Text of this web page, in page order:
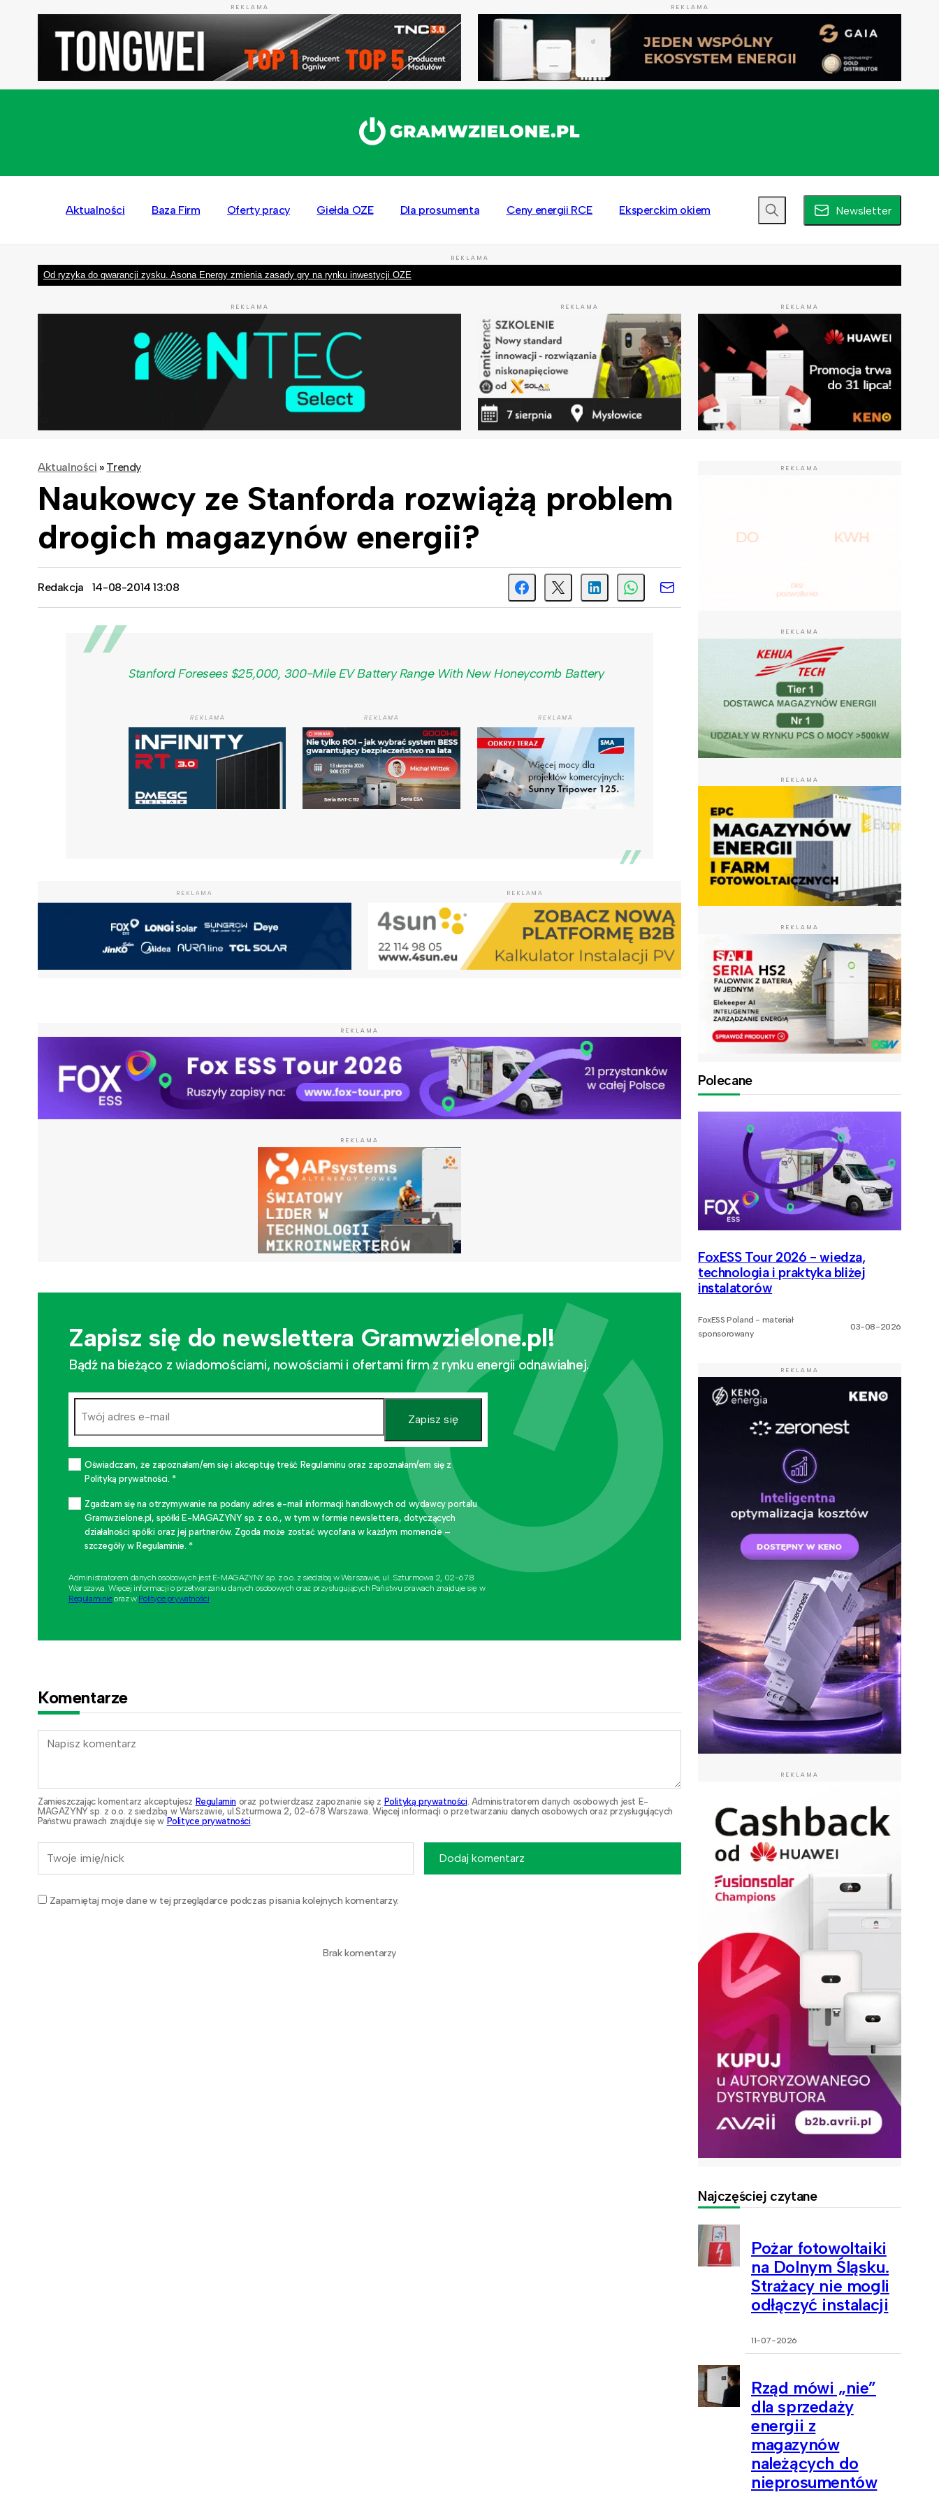
REKLAMA REKLAMA
Aktualności Baza Firm Oferty pracy Giełda OZE Dla prosumenta Ceny energii RCE Eksperckim okiem Newsletter
REKLAMA
Od ryzyka do gwarancji zysku. Asona Energy zmienia zasady gry na rynku inwestycji OZE
REKLAMA REKLAMA REKLAMA
Aktualności » Trendy
Naukowcy ze Stanforda rozwiążą problem
drogich magazynów energii?
Redakcja 14-08-2014 13:08
Stanford Foresees $25,000, 300-Mile EV Battery Range With New Honeycomb Battery
REKLAMA REKLAMA REKLAMA
REKLAMA REKLAMA
REKLAMA
REKLAMA
Zapisz się do newslettera Gramwzielone.pl!
Bądź na bieżąco z wiadomościami, nowościami i ofertami firm z rynku energii odnawialnej.
Zapisz się
Oświadczam, że zapoznałam/em się i akceptuję treść Regulaminu oraz zapoznałam/em się z
Polityką prywatności. *
Zgadzam się na otrzymywanie na podany adres e-mail informacji handlowych od wydawcy portalu
Gramwzielone.pl, spółki E-MAGAZYNY sp. z o.o., w tym w formie newslettera, dotyczących
działalności spółki oraz jej partnerów. Zgoda może zostać wycofana w każdym momencie –
szczegóły w Regulaminie. *
Administratorem danych osobowych jest E-MAGAZYNY sp. z o.o. z siedzibą w Warszawie, ul. Szturmowa 2, 02-678
Warszawa. Więcej informacji o przetwarzaniu danych osobowych oraz przysługujących Państwu prawach znajduje się w
Regulaminieoraz w Polityce prywatności.
Komentarze
Zamieszczając komentarz akceptujesz Regulamin oraz potwierdzasz zapoznanie się z Polityką prywatności. Administratorem danych osobowych jest E-
MAGAZYNY sp. z o.o. z siedzibą w Warszawie, ul.Szturmowa 2, 02-678 Warszawa. Więcej informacji o przetwarzaniu danych osobowych oraz przysługujących
Państwu prawach znajduje się w Polityce prywatności.
Zapamiętaj moje dane w tej przeglądarce podczas pisania kolejnych komentarzy.
Dodaj komentarz
Brak komentarzy
REKLAMA
REKLAMA
REKLAMA
REKLAMA
Polecane
FoxESS Tour 2026 - wiedza,
technologia i praktyka bliżej
instalatorów
FoxESS Poland - materiał
sponsorowany
03-08-2026
REKLAMA
REKLAMA
Najczęściej czytane
Pożar fotowoltaiki
na Dolnym Śląsku.
Strażacy nie mogli
odłączyć instalacji
11-07-2026
Rząd mówi „nie”
dla sprzedaży
energii z
magazynów
należących do
nieprosumentów